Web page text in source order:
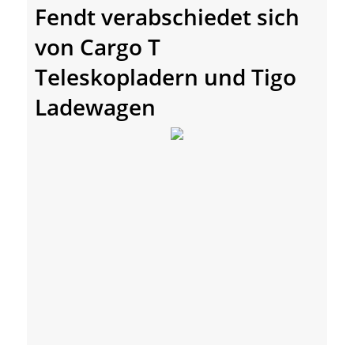
Fendt verabschiedet sich
von Cargo T
Teleskopladern und Tigo
Ladewagen